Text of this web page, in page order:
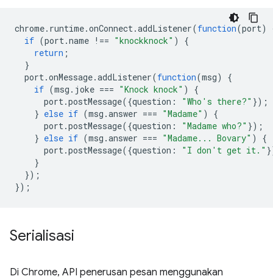
chrome. runtime.onConnect.addListener(function(port)
if (port.name !== "knockknock" )
{
return ;
}
port.onMessage.addListener(function(msg)
{
if (msg . joke === "Knock knock" )
{
port.postMessage({question : "Who's there?" });
} else if (msg .answer === "Madame" )
{
port.postMessage({question : "Madame who?" });
} else if (msg .answer === "Madame... Bovary" )
{
port.postMessage({question : "I don't get it."
}
});
});
Serialisasi
Di Chrome, API penerusan pesan menggunakan